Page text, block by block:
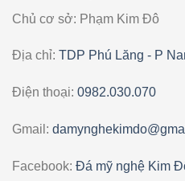
Chủ cơ sở: Phạm Kim Đô
Địa chỉ: TDP Phú Lăng - P
Điện thoại: 0982.030.070
Gmail:
Facebook: Đá mỹ nghệ Kim